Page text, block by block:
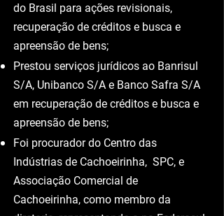
Foi procurador contratado do Banco
do Brasil para ações revisionais,
recuperação de créditos e busca e
apreensão de bens;
Prestou serviços jurídicos ao Banrisul
S/A, Unibanco S/A e Banco Safra S/A
em recuperação de créditos e busca e
apreensão de bens;
Foi procurador do Centro das
Indústrias de Cachoeirinha, SPC, e
Associação Comercial de